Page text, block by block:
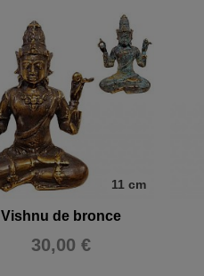
11 cm
Vishnu de bronce
30,00 €